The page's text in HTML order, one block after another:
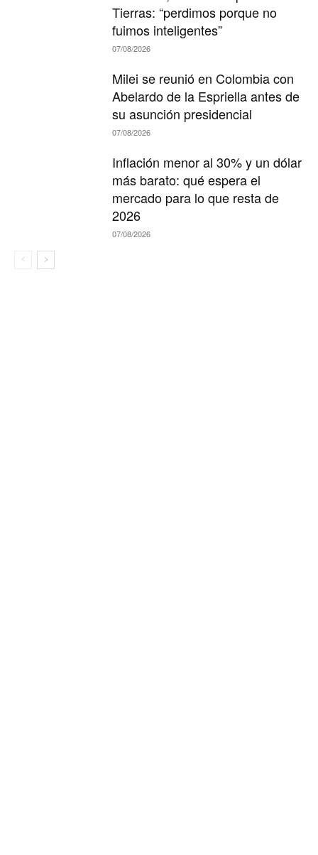
Tierras: “perdimos porque no
fuimos inteligentes”
07/08/2026
Milei se reunió en Colombia con
Abelardo de la Espriella antes de
su asunción presidencial
07/08/2026
Inflación menor al 30% y un dólar
más barato: qué espera el
mercado para lo que resta de
2026
07/08/2026